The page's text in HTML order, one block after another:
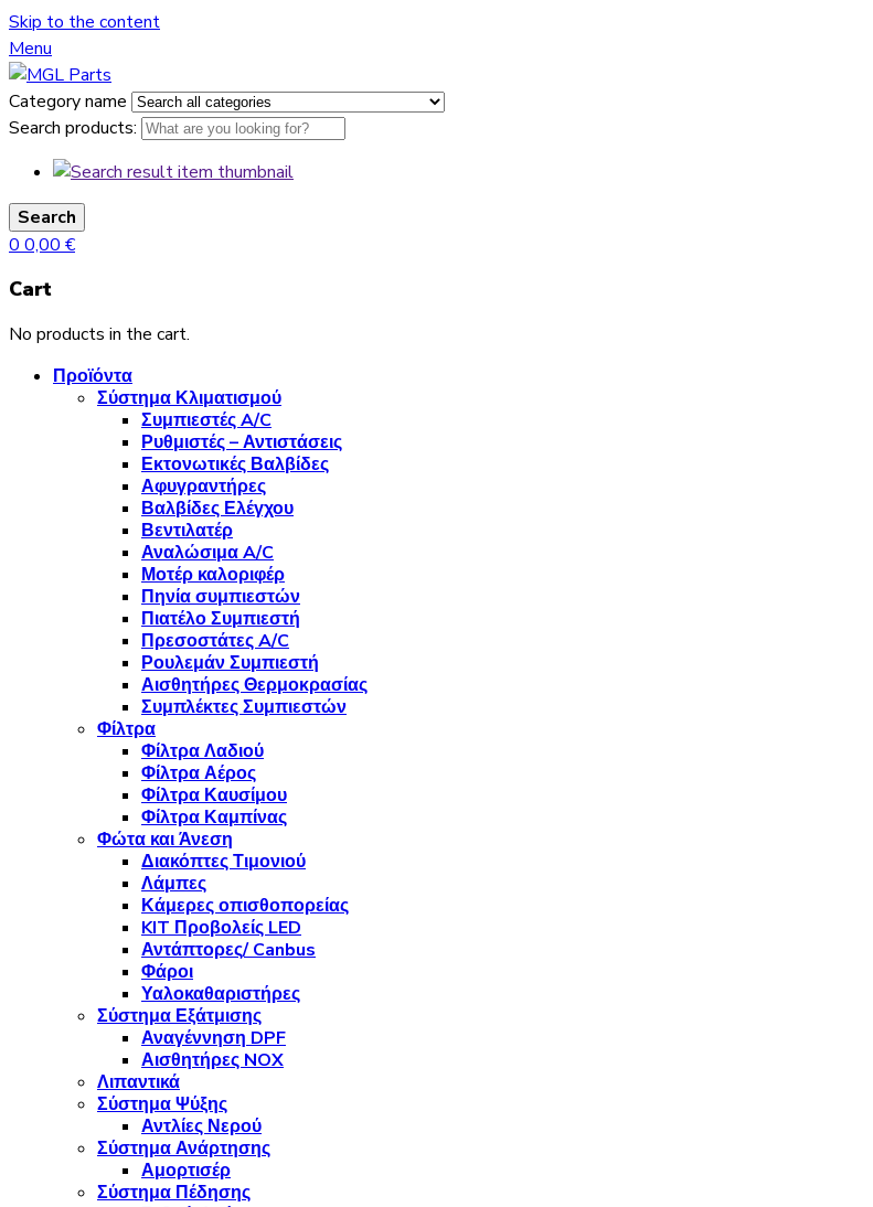
Skip to the content
Menu
Category name
Search products:
Search
0 0,00 €
Cart
No products in the cart.
Προϊόντα
Σύστημα Κλιματισμού
Συμπιεστές A/C
Ρυθμιστές – Αντιστάσεις
Εκτονωτικές Βαλβίδες
Αφυγραντήρες
Βαλβίδες Ελέγχου
Βεντιλατέρ
Αναλώσιμα A/C
Μοτέρ καλοριφέρ
Πηνία συμπιεστών
Πιατέλο Συμπιεστή
Πρεσοστάτες A/C
Ρουλεμάν Συμπιεστή
Αισθητήρες Θερμοκρασίας
Συμπλέκτες Συμπιεστών
Φίλτρα
Φίλτρα Λαδιού
Φίλτρα Αέρος
Φίλτρα Καυσίμου
Φίλτρα Καμπίνας
Φώτα και Άνεση
Διακόπτες Τιμονιού
Λάμπες
Κάμερες οπισθοπορείας
KIT Προβολείς LED
Αντάπτορες/ Canbus
Φάροι
Υαλοκαθαριστήρες
Σύστημα Εξάτμισης
Αναγέννηση DPF
Αισθητήρες NOX
Λιπαντικά
Σύστημα Ψύξης
Αντλίες Νερού
Σύστημα Ανάρτησης
Αμορτισέρ
Σύστημα Πέδησης